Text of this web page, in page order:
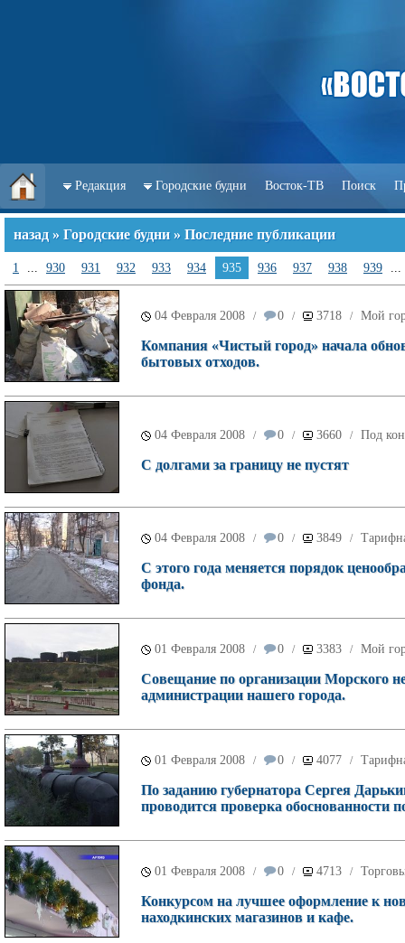
Редакция Городские будни Восток-ТВ Поиск
назад » Городские будни » Последние публикации
1 ... 930 931 932 933 934 935 936 937 938 939 ...
04 Февраля 2008 / 0 / 3718 / Мой
Компания «Чистый город» начала
бытовых отходов.
04 Февраля 2008 / 0 / 3660 / Под
С долгами за границу не пустят
04 Февраля 2008 / 0 / 3849 /
С этого года меняется порядок
фонда.
01 Февраля 2008 / 0 / 3383 / Мой
Совещание по организации Морского
администрации нашего города.
01 Февраля 2008 / 0 / 4077 /
По заданию губернатора Сергея
проводится проверка
01 Февраля 2008 / 0 / 4713 /
Конкурсом на лучшее оформление к
находкинских магазинов и кафе.